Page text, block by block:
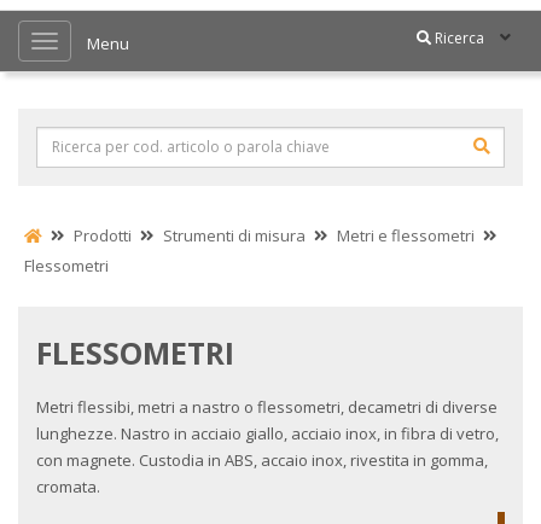
Menu Ricerca
Prodotti Strumenti di misura
Metri e flessometri
Flessometri
FLESSOMETRI
Metri flessibi, metri a nastro o flessometri, decametri di diverse
lunghezze. Nastro in acciaio giallo, acciaio inox, in fibra di vetro,
con magnete. Custodia in ABS, accaio inox, rivestita in gomma,
cromata.